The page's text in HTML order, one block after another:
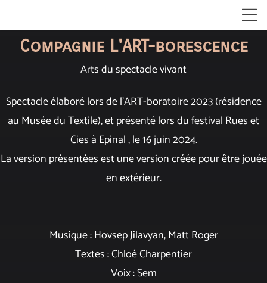
Compagnie L'ART-borescence
Arts du spectacle vivant
Spectacle élaboré lors de l'ART-boratoire 2023 (résidence
au Musée du Textile), et présenté lors du festival Rues et
Cies à Epinal , le 16 juin 2024.
La version présentées est une version créée pour être jouée
en extérieur.
Musique : Hovsep Jilavyan, Matt Roger
Textes : Chloé Charpentier
Voix : Sem